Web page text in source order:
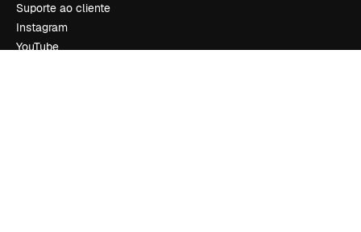
Suporte ao cliente
Instagram
YouTube